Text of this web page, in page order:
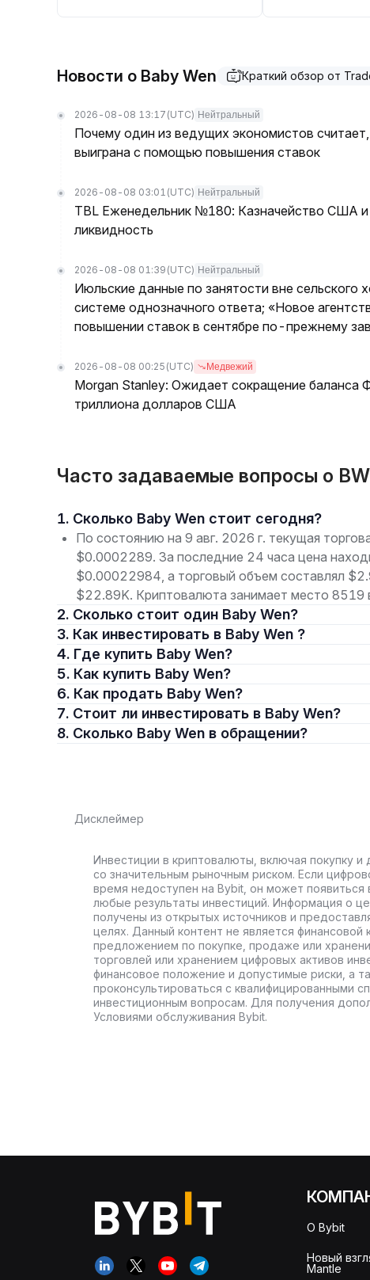
Новости о Baby Wen Краткий обзор от
2026-08-08 13:17 (UTC) Нейтральный
Почему один из ведущих экономистов
выиграна с помощью повышения ставок
2026-08-08 03:01 (UTC) Нейтральный
TBL Еженедельник №180: Казначейство США и
ликвидность
2026-08-08 01:39 (UTC) Нейтральный
Июльские данные по занятости вне сельского
системе однозначного ответа; «Новое
повышении ставок в сентябре по-прежнему
2026-08-08 00:25 (UTC) Медвежий
Morgan Stanley: Ожидает сокращение баланса
триллиона долларов США
Часто задаваемые вопросы о
1. Сколько Baby Wen стоит сегодня?
По состоянию на 9 авг. 2026 г. текущая
$0.0002289. За последние 24 часа цена
$0.00022984, а торговый объем составлял
$22.89K. Криптовалюта занимает место 8519
2. Сколько стоит один Baby Wen?
3. Как инвестировать в Baby Wen ?
4. Где купить Baby Wen?
5. Как купить Baby Wen?
6. Как продать Baby Wen?
7. Стоит ли инвестировать в Baby Wen?
8. Сколько Baby Wen в обращении?
Дисклеймер
Инвестиции в криптовалюты, включая покупку
со значительным рыночным риском. Если
время недоступен на Bybit, он может
любые результаты инвестиций. Информация о
получены из открытых источников и
целях. Данный контент не является финансовой
предложением по покупке, продаже или
торговлей или хранением цифровых активов
финансовое положение и допустимые риски, а
проконсультироваться с квалифицированными
инвестиционным вопросам. Для получения
Условиями обслуживания Bybit.
О Bybit
Новый
Mantle